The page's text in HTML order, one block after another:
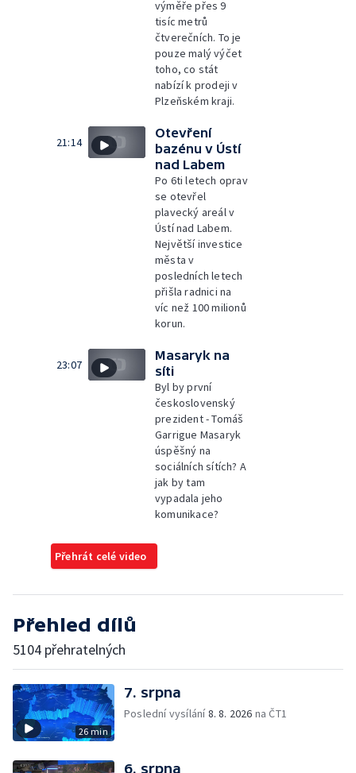
výměře přes 9
tisíc metrů
čtverečních. To je
pouze malý výčet
toho, co stát
nabízí k prodeji v
Plzeňském kraji.
21:14
Otevření
bazénu v Ústí
nad Labem
Po 6ti letech oprav
se otevřel
plavecký areál v
Ústí nad Labem.
Největší investice
města v
posledních letech
přišla radnici na
víc než 100 milionů
korun.
23:07
Masaryk na
síti
Byl by první
československý
prezident - Tomáš
Garrigue Masaryk
úspěšný na
sociálních sítích? A
jak by tam
vypadala jeho
komunikace?
Přehrát celé video
Přehled dílů
5104 přehratelných
26 min
7. srpna
Poslední vysílání8. 8. 2026 na ČT1
6. srpna